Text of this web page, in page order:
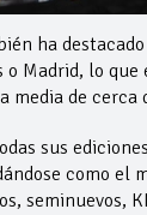
ha
o Madrid, lo
media de
sus
como el
seminuevos,